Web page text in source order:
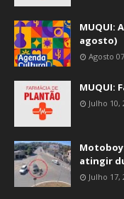
MUQUI:
agosto)
Agosto
MUQUI:
Julho 10,
atingir
Julho 17,